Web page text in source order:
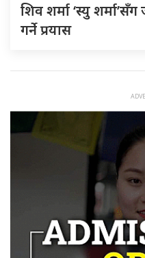
शिव शर्मा ‘स्यु
गर्ने प्रयास